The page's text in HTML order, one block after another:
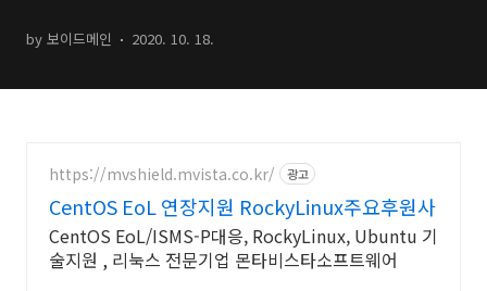
by 보이드메인 2020. 10. 18.
https://mvshield.mvista.co.kr/ 광고
CentOS EoL 연장지원 RockyLinux주요후원사
CentOS EoL/ISMS-P대응, RockyLinux, Ubuntu 기
술지원 , 리눅스 전문기업 몬타비스타소프트웨어